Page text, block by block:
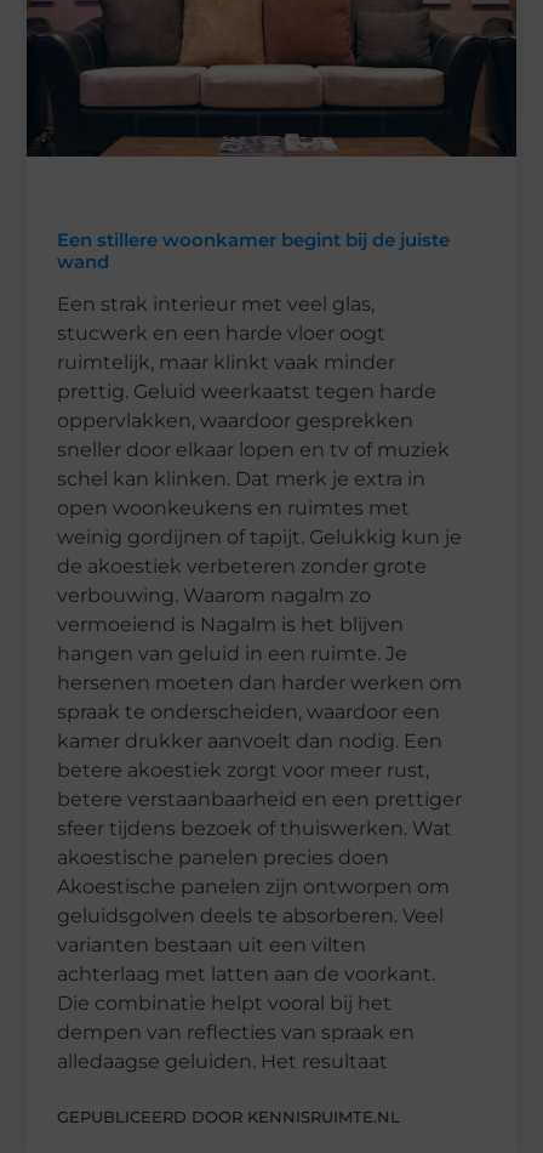
Een stillere woonkamer begint bij de juiste
wand
Een strak interieur met veel glas,
stucwerk en een harde vloer oogt
ruimtelijk, maar klinkt vaak minder
prettig. Geluid weerkaatst tegen harde
oppervlakken, waardoor gesprekken
sneller door elkaar lopen en tv of muziek
schel kan klinken. Dat merk je extra in
open woonkeukens en ruimtes met
weinig gordijnen of tapijt. Gelukkig kun je
de akoestiek verbeteren zonder grote
verbouwing. Waarom nagalm zo
vermoeiend is Nagalm is het blijven
hangen van geluid in een ruimte. Je
hersenen moeten dan harder werken om
spraak te onderscheiden, waardoor een
kamer drukker aanvoelt dan nodig. Een
betere akoestiek zorgt voor meer rust,
betere verstaanbaarheid en een prettiger
sfeer tijdens bezoek of thuiswerken. Wat
akoestische panelen precies doen
Akoestische panelen zijn ontworpen om
geluidsgolven deels te absorberen. Veel
varianten bestaan uit een vilten
achterlaag met latten aan de voorkant.
Die combinatie helpt vooral bij het
dempen van reflecties van spraak en
alledaagse geluiden. Het resultaat
GEPUBLICEERD DOOR KENNISRUIMTE.NL